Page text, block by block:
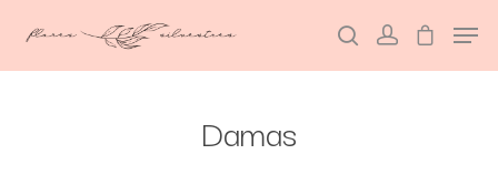
Hit enter to search or ESC to close
Damas